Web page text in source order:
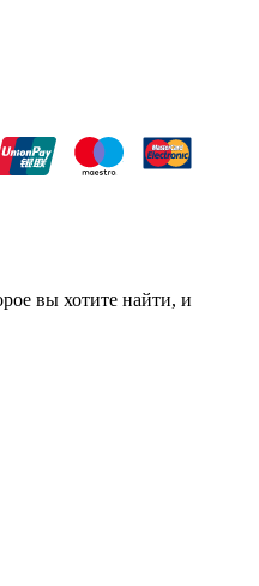
вы хотите найти, и